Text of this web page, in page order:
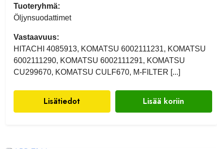
Tuoteryhmä:
Öljynsuodattimet
Vastaavuus:
HITACHI 4085913, KOMATSU 6002111231, KOMATSU
6002111290, KOMATSU 6002111291, KOMATSU
CU299670, KOMATSU CULF670, M-FILTER [...]
Lisätiedot Lisää koriin